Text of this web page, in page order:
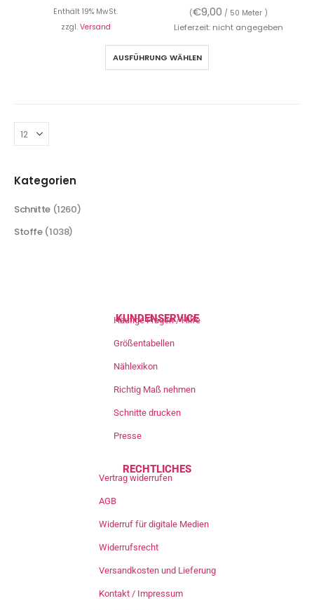
Enthält 19% MwSt. (€9,00 / 50 Meter )
zzgl. Versand Lieferzeit: nicht angegeben
AUSFÜHRUNG WÄHLEN
Kategorien
Schnitte (1260)
Stoffe (1038)
KUNDENSERVICE
Häufige Fragen / Hilfe
Größentabellen
Nählexikon
Richtig Maß nehmen
Schnitte drucken
Presse
RECHTLICHES
Vertrag widerrufen
AGB
Widerruf für digitale Medien
Widerrufsrecht
Versandkosten und Lieferung
Kontakt / Impressum